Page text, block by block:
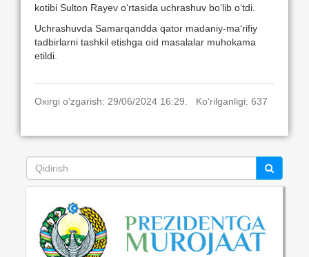
kotibi Sulton Rayev o‘rtasida uchrashuv bo‘lib o‘tdi.
Uchrashuvda Samarqandda qator madaniy-ma‘rifiy
tadbirlarni tashkil etishga oid masalalar muhokama
etildi.
Oxirgi o‘zgarish: 29/06/2024 16:29. Ko‘rilganligi: 637